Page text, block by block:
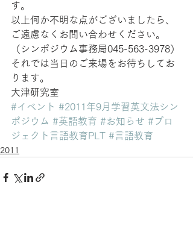
す。
以上何か不明な点がございましたら、
ご遠慮なくお問い合わせください。
（シンポジウム事務局045-563-3978）
それでは当日のご来場をお待ちしてお
ります。
大津研究室
#イベント #2011年9月学習英文法シン
ポジウム #英語教育 #お知らせ #プロ
ジェクト言語教育PLT #言語教育
2011